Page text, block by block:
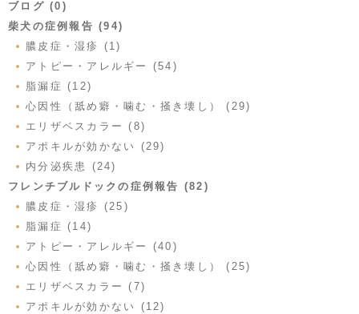
ブログ (0)
柴犬の症例報告 (94)
膿皮症・湿疹 (1)
アトピー・アレルギー (54)
脂漏症 (12)
心因性（舐め癖・噛む・掻き壊し） (29)
エリザベスカラー (8)
アポキルが効かない (29)
内分泌疾患 (24)
フレンチブルドックの症例報告 (82)
膿皮症・湿疹 (25)
脂漏症 (14)
アトピー・アレルギー (40)
心因性（舐め癖・噛む・掻き壊し） (25)
エリザベスカラー (7)
アポキルが効かない (12)